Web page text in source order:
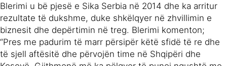
Blerimi u bë pjesë e Sika Serbia në 2014 dhe ka arritur
rezultate të dukshme, duke shkëlqyer në zhvillimin e
biznesit dhe depërtimin në treg. Blerimi komenton;
“Pres me padurim të marr përsipër këtë sfidë të re dhe
të sjell aftësitë dhe përvojën time në Shqipëri dhe